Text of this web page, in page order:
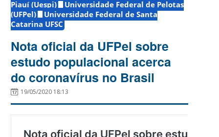
Piauí (Uespi)
Universidade Federal de Pelotas
(UFPel)
Universidade Federal de Santa
Catarina UFSC
Nota oficial da UFPel sobre
estudo populacional acerca
do coronavírus no Brasil
19/05/2020 18:13